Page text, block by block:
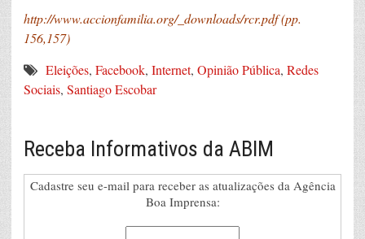
http://www.accionfamilia.org/_downloads/rcr.pdf (pp.
156,157)
Eleições, Facebook, Internet, Opinião Pública, Redes
Sociais, Santiago Escobar
Receba Informativos da ABIM
Cadastre seu e-mail para receber as atualizações da Agência
Boa Imprensa: